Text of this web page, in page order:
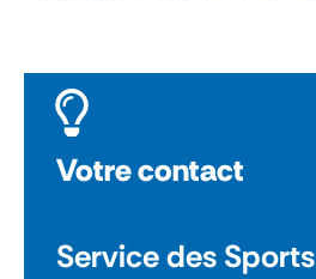
Votre contact
Service des Sports